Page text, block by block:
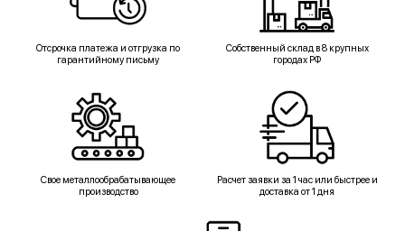
Отсрочка платежа и отгрузка по
гарантийному письму
Собственный склад в 8 крупных
городах РФ
Свое металлообрабатывающее
производство
Расчет заявки за 1 час или быстрее и
доставка от 1 дня